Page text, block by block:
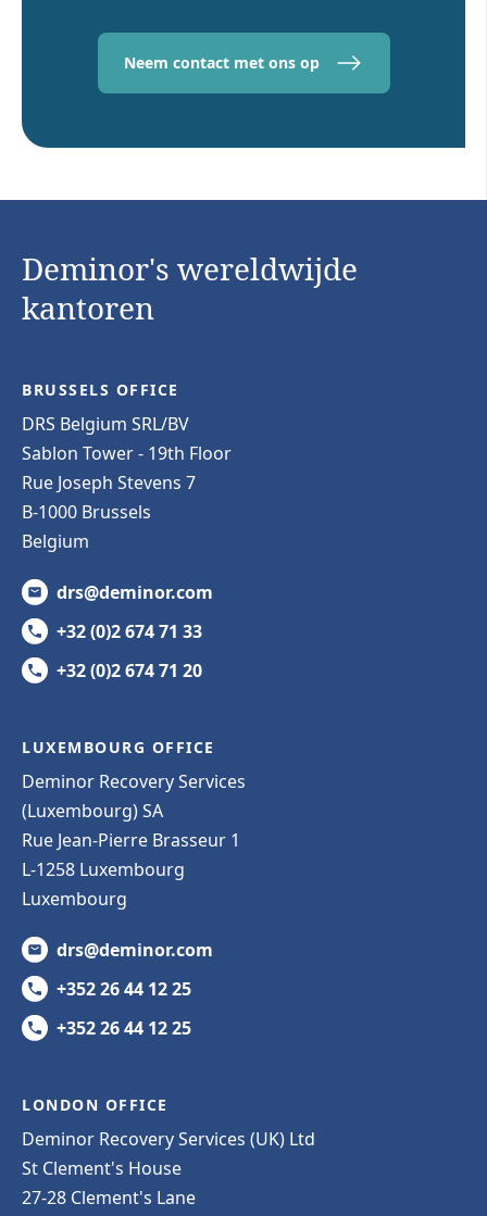
Neem contact met ons op
Deminor's wereldwijde
kantoren
BRUSSELS OFFICE
DRS Belgium SRL/BV
Sablon Tower - 19th Floor
Rue Joseph Stevens 7
B-1000 Brussels
Belgium
drs@deminor.com
+32 (0)2 674 71 33
+32 (0)2 674 71 20
LUXEMBOURG OFFICE
Deminor Recovery Services
(Luxembourg) SA
Rue Jean-Pierre Brasseur 1
L-1258 Luxembourg
Luxembourg
drs@deminor.com
+352 26 44 12 25
+352 26 44 12 25
LONDON OFFICE
Deminor Recovery Services (UK) Ltd
St Clement's House
27-28 Clement's Lane